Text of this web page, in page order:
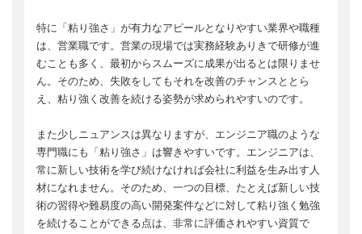
特に「粘り強さ」が有力なアピールとなりやすい業界や職種
は、営業職です。営業の現場では実務経験ありきで研修が進
むことも多く、最初からスムーズに成果が出るとは限りませ
ん。そのため、失敗をしてもそれを改善のチャンスととら
え、粘り強く改善を続ける姿勢が求められやすいのです。
また少しニュアンスは異なりますが、エンジニア職のような
専門職にも「粘り強さ」は響きやすいです。エンジニアは、
常に新しい技術を学び続けなければ会社に利益を生み出す人
材になれません。そのため、一つの目標、たとえば新しい技
術の習得や難易度の高い開発案件などに対して粘り強く勉強
を続けることができる点は、非常に評価されやすい資質で